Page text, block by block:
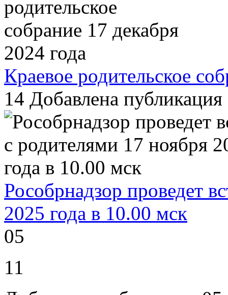
Краевое родительское
14 Добавлена
Рособрнадзор проведет
2025 года в 10.00 мск
05
11